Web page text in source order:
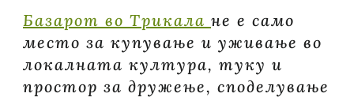
Базарот во Трикала не е само
место за купување и уживање во
локалната култура, туку и
простор за дружење, споделување